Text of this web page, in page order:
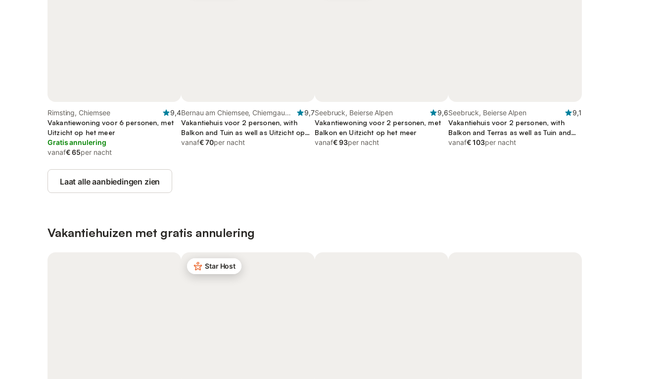
Rimsting, Chiemsee
9,4
Vakantiewoning voor 6 personen, met
Uitzicht op het meer
Gratis annulering
vanaf€ 65per nacht
Bernau am Chiemsee, Chiemgau
Alps
9,7
Vakantiehuis voor 2 personen, with
Balkon and Tuin as well as Uitzicht op
het meer
vanaf€ 70per nacht
Seebruck, Beierse Alpen
9,6
Vakantiewoning voor 2 personen, met
Balkon en Uitzicht op het meer
vanaf€ 93per nacht
Seebruck, Beierse Alpen
9,1
Vakantiehuis voor 2 personen, with
Balkon and Terras as well as Tuin and
Uitzicht op het meer
vanaf€ 103per nacht
Laat alle aanbiedingen zien
Vakantiehuizen met gratis annulering
Star Host